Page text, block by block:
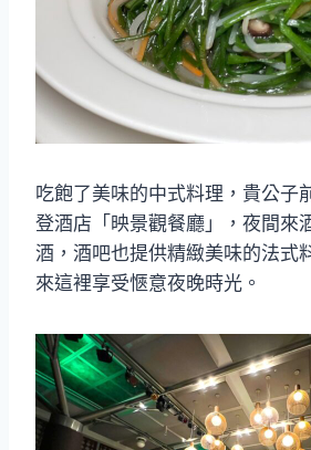
吃飽了美味的中式料理，貴公子
登酒店「映景觀餐廳」，夜間來
酒，酒吧也提供精緻美味的法式
來這裡享受愜意夜晚時光。